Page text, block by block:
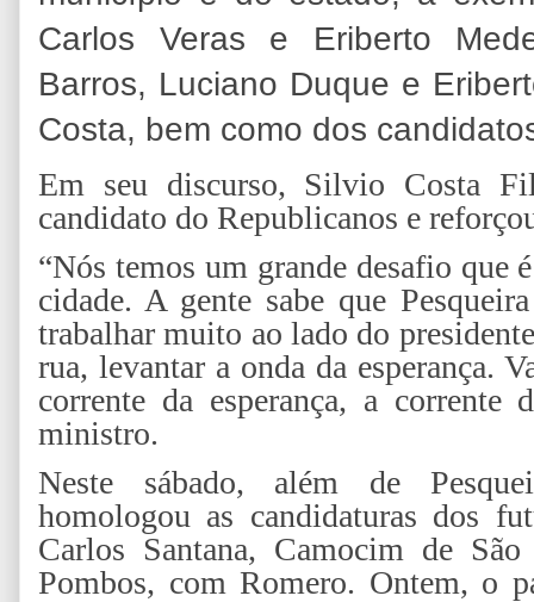
Carlos Veras e Eriberto
Barros, Luciano Duque e
Costa, bem como dos
Em seu discurso, Silvio Costa
candidato do Republicanos e
“Nós temos um grande desafio que
cidade. A gente sabe que
trabalhar muito ao lado do
rua, levantar a onda da esperança.
corrente da esperança, a
ministro.
Neste sábado, além de
homologou as candidaturas dos
Carlos Santana, Camocim de
Pombos, com Romero. Ontem, o